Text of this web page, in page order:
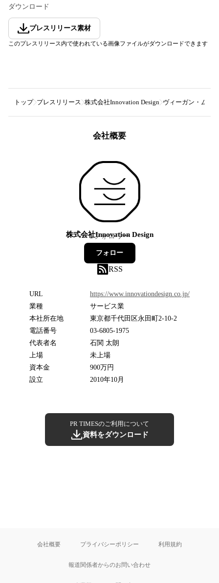
ダウンロード
プレスリリース素材
このプレスリリース内で使われている画像ファイルがダウンロードできます
トップ プレスリリース 株式会社Innovation Design ヴィーガン・ムス
会社概要
株式会社Innovation Design
1フォロワー
フォロー
RSS
URL
https://www.innovationdesign.co.jp/
業種
サービス業
本社所在地
東京都千代田区永田町2-10-2
電話番号
03-6805-1975
代表者名
石関 太朗
上場
未上場
資本金
900万円
設立
2010年10月
PR TIMESのご利用について
資料をダウンロード
会社概要 プライバシーポリシー 利用規約
報道関係者からのお問い合わせ